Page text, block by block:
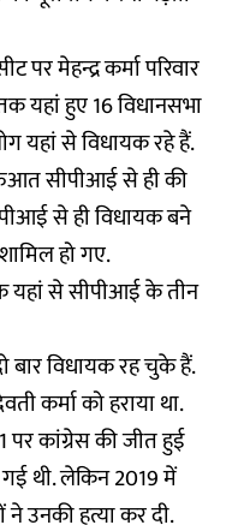
मेहन्द्र कर्मा परिवार
यहां हुए 16 विधानसभा
यहां से विधायक रहे हैं.
सीपीआई से ही की
से ही विधायक बने
हो गए.
यहां से सीपीआई के तीन
बार विधायक रह चुके हैं.
कर्मा को हराया था.
पर कांग्रेस की जीत हुई
थी. लेकिन 2019 में
उनकी हत्या कर दी.